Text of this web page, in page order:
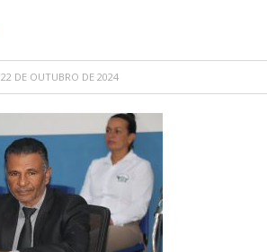
22 DE OUTUBRO DE 2024